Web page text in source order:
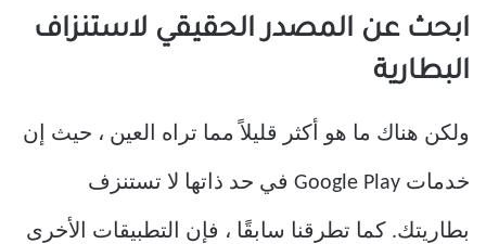
ابحث عن المصدر الحقيقي لاستنزاف
البطارية
ولكن هناك ما هو أكثر قليلاً مما تراه العين ، حيث إن
خدمات Google Play في حد ذاتها لا تستنزف
بطاريتك. كما تطرقنا سابقًا ، فإن التطبيقات الأخرى